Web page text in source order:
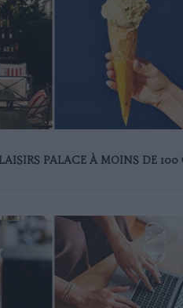
PALACE À MOINS DE 100